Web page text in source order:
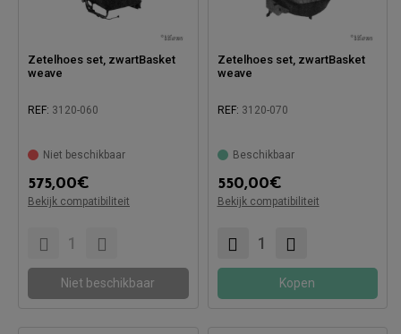
Zetelhoes set, zwartBasket
weave
REF: 3120-060
Niet beschikbaar
575,00€
Bekijk compatibiliteit
Niet beschikbaar
Zetelhoes set, zwartBasket
weave
REF: 3120-070
Beschikbaar
550,00€
Bekijk compatibiliteit
Kopen